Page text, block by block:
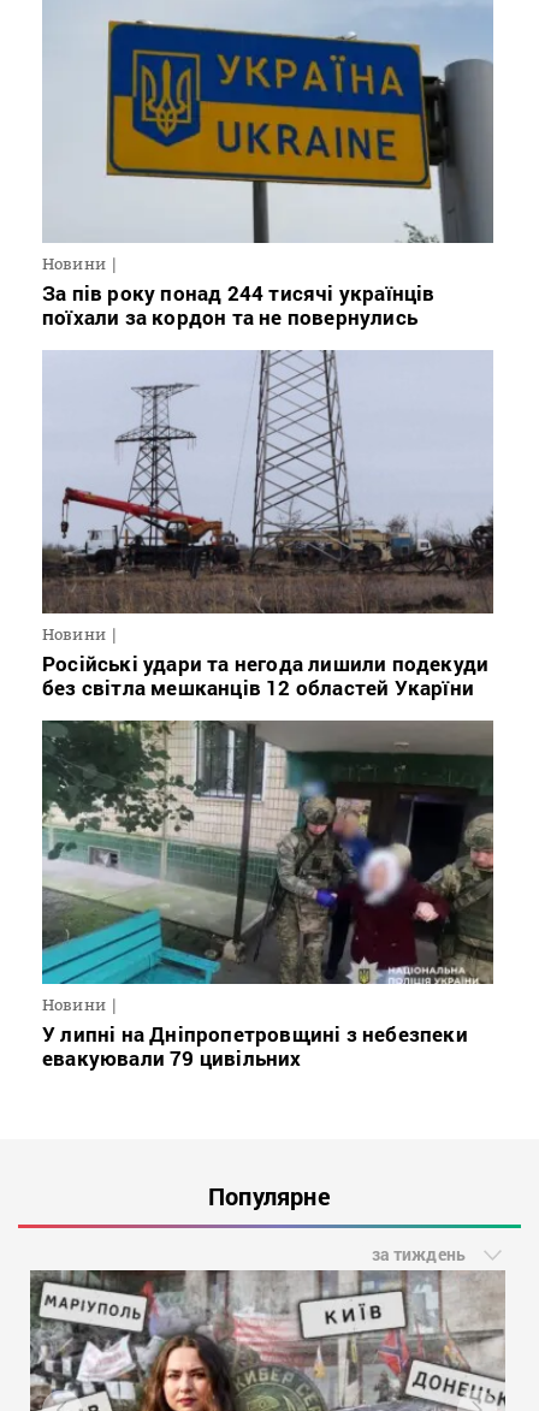
Новини
За пів року понад 244 тисячі українців
поїхали за кордон та не повернулись
Новини
Російські удари та негода лишили подекуди
без світла мешканців 12 областей Укарїни
Новини
У липні на Дніпропетровщині з небезпеки
евакуювали 79 цивільних
Популярне
за тиждень